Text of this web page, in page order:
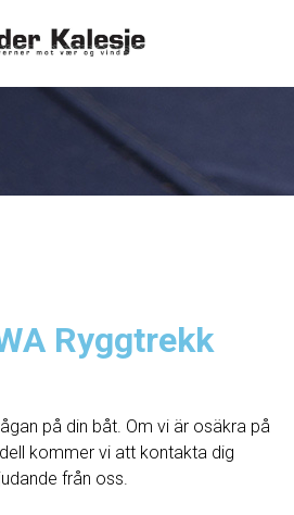
Ryggtrekk
på din båt. Om vi ​​är osäkra på
kommer vi att kontakta dig
från oss.